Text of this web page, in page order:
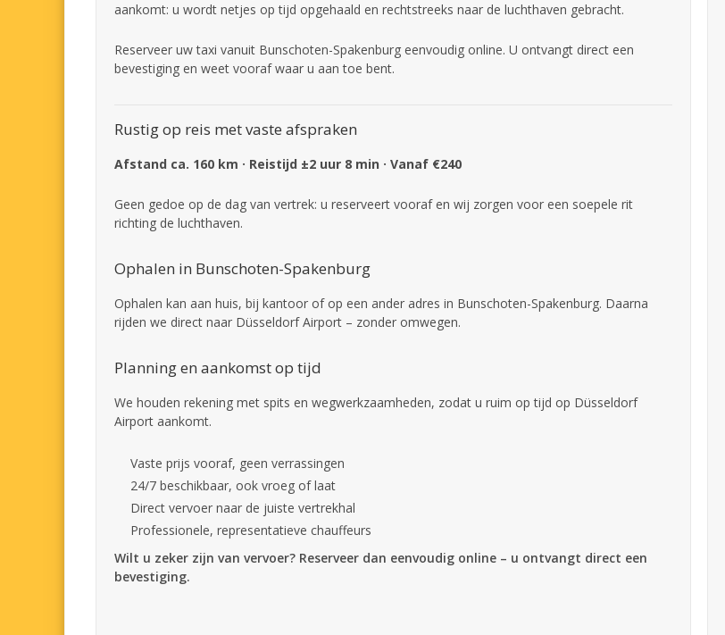
aankomt: u wordt netjes op tijd opgehaald en rechtstreeks naar de luchthaven gebracht.
Reserveer uw taxi vanuit Bunschoten-Spakenburg eenvoudig online. U ontvangt direct een
bevestiging en weet vooraf waar u aan toe bent.
Rustig op reis met vaste afspraken
Afstand ca. 160 km · Reistijd ±2 uur 8 min · Vanaf €240
Geen gedoe op de dag van vertrek: u reserveert vooraf en wij zorgen voor een soepele rit
richting de luchthaven.
Ophalen in Bunschoten-Spakenburg
Ophalen kan aan huis, bij kantoor of op een ander adres in Bunschoten-Spakenburg. Daarna
rijden we direct naar Düsseldorf Airport – zonder omwegen.
Planning en aankomst op tijd
We houden rekening met spits en wegwerkzaamheden, zodat u ruim op tijd op Düsseldorf
Airport aankomt.
Vaste prijs vooraf, geen verrassingen
24/7 beschikbaar, ook vroeg of laat
Direct vervoer naar de juiste vertrekhal
Professionele, representatieve chauffeurs
Wilt u zeker zijn van vervoer? Reserveer dan eenvoudig online – u ontvangt direct een
bevestiging.